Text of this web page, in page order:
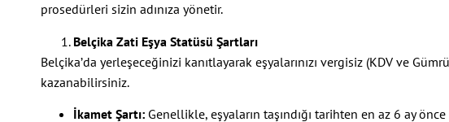
prosedürleri sizin adınıza yönetir.
Belçika Zati Eşya Statüsü Şartları
Belçika’da yerleşeceğinizi kanıtlayarak eşyalarınızı vergisiz (KDV ve
kazanabilirsiniz.
İkamet Şartı: Genellikle, eşyaların taşındığı tarihten en az 6 ay